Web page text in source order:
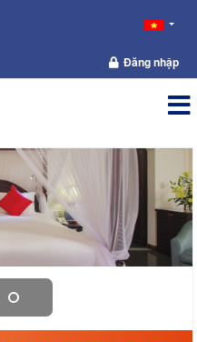
Đăng nhập